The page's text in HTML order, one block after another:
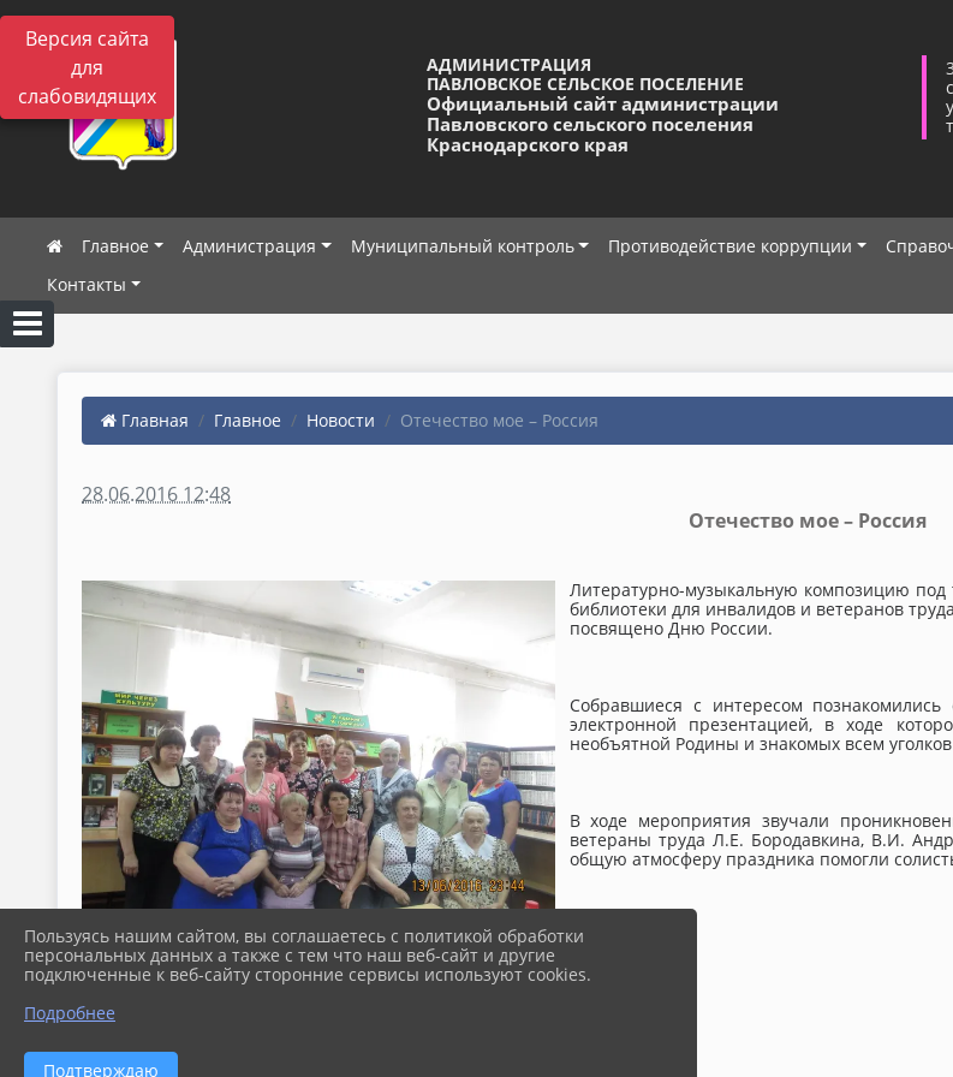
Версия сайта
для
слабовидящих
АДМИНИСТРАЦИЯ
ПАВЛОВСКОЕ СЕЛЬСКОЕ ПОСЕЛЕНИЕ
Официальный сайт администрации
Павловского сельского поселения
Краснодарского края
Главное Администрация Муниципальный контроль Противодействие коррупции
Контакты
Главная Главное Новости Отечество мое – Россия
28.06.2016 12:48
Отечество мое – Россия
Литературно-музыкальную композицию под
библиотеки для инвалидов и ветеранов
посвящено Дню России.
Собравшиеся с интересом
электронной презентацией, в ходе
необъятной Родины и знакомых всем
В ходе мероприятия звучали
ветераны труда Л.Е. Бородавкина, В.И.
общую атмосферу праздника помогли
Пользуясь нашим сайтом, вы соглашаетесь с политикой обработки
персональных данных а также с тем что наш веб-сайт и другие
подключенные к веб-сайту сторонние сервисы используют cookies.
Подробнее
Подтверждаю